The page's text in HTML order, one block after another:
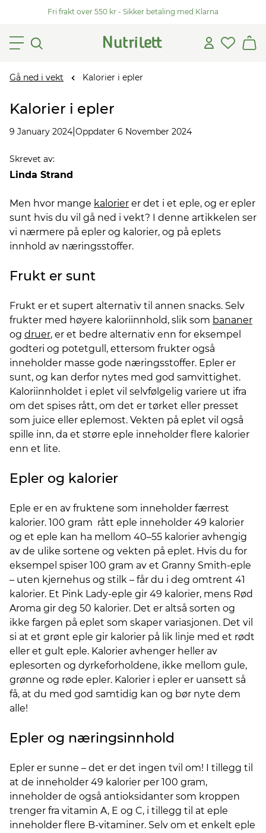
Fri frakt over 550 kr - Sikker betaling med Klarna
Gå ned i vekt Kalorier i epler
Kalorier i epler
9 January 2024 Oppdater 6 November 2024
Skrevet av:
Linda Strand
Men hvor mange kalorier er det i et eple, og er epler
sunt hvis du vil gå ned i vekt? I denne artikkelen ser
vi nærmere på epler og kalorier, og på eplets
innhold av næringsstoffer.
Frukt er sunt
Frukt er et supert alternativ til annen snacks. Selv
frukter med høyere kaloriinnhold, slik som bananer
og druer, er et bedre alternativ enn for eksempel
godteri og potetgull, ettersom frukter også
inneholder masse gode næringsstoffer. Epler er
sunt, og kan derfor nytes med god samvittighet.
Kaloriinnholdet i eplet vil selvfølgelig variere ut ifra
om det spises rått, om det er tørket eller presset
som juice eller eplemost. Vekten på eplet vil også
spille inn, da et større eple inneholder flere kalorier
enn et lite.
Epler og kalorier
Eple er en av fruktene som inneholder færrest
kalorier. 100 gram rått eple inneholder 49 kalorier
og et eple kan ha mellom 40–55 kalorier avhengig
av de ulike sortene og vekten på eplet. Hvis du for
eksempel spiser 100 gram av et Granny Smith-eple
– uten kjernehus og stilk – får du i deg omtrent 41
kalorier. Et Pink Lady-eple gir 49 kalorier, mens Rød
Aroma gir deg 50 kalorier. Det er altså sorten og
ikke fargen på eplet som skaper variasjonen. Det vil
si at et grønt eple gir kalorier på lik linje med et rødt
eller et gult eple. Kalorier avhenger heller av
eplesorten og dyrkeforholdene, ikke mellom gule,
grønne og røde epler. Kalorier i epler er uansett så
få, at du med god samtidig kan og bør nyte dem
alle!
Epler og næringsinnhold
Epler er sunne – det er det ingen tvil om! I tillegg til
at de inneholder 49 kalorier per 100 gram,
inneholder de også antioksidanter som kroppen
trenger fra vitamin A, E og C, i tillegg til at eple
inneholder flere B-vitaminer. Selv om et enkelt eple